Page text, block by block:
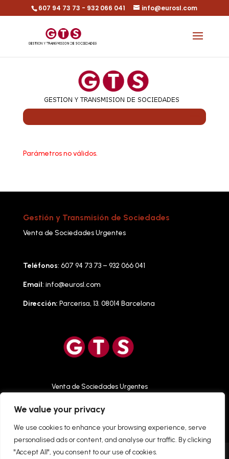
We value your privacy
We use cookies to enhance your browsing experience, serve
personalised ads or content, and analyse our traffic. By clicking
"Accept All", you consent to our use of cookies.
607 94 73 73 - 932 066 041 info@eurosl.com
Parámetros no válidos.
Gestión y Transmisión de Sociedades
Venta de Sociedades Urgentes
Teléfonos: 607 94 73 73 – 932 066 041
Email: info@eurosl.com
Dirección: Parcerisa, 13. 08014 Barcelona
Venta de Sociedades Urgentes
Aviso Legal Acceso App